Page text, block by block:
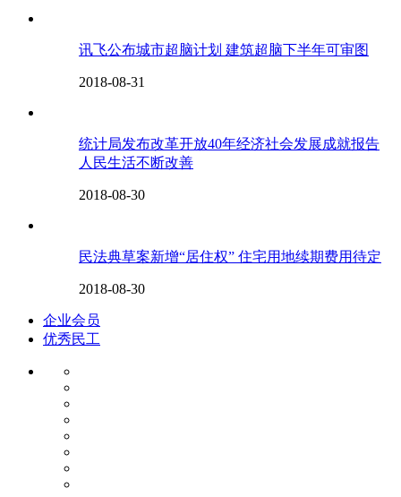
讯飞公布城市超脑计划 建筑超脑下半年可审图
2018-08-31
统计局发布改革开放40年经济社会发展成就报告
人民生活不断改善
2018-08-30
民法典草案新增“居住权” 住宅用地续期费用待定
2018-08-30
企业会员
优秀民工